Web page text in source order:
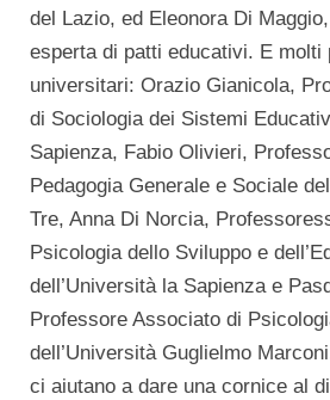
del Lazio, ed Eleonora Di
esperta di patti educativi. E molti
universitari: Orazio Gianicola,
di Sociologia dei Sistemi
Sapienza, Fabio Olivieri,
Pedagogia Generale e Sociale
Tre, Anna Di Norcia,
Psicologia dello Sviluppo e
dell’Università la Sapienza e
Professore Associato di
dell’Università Guglielmo
ci aiutano a dare una cornice al